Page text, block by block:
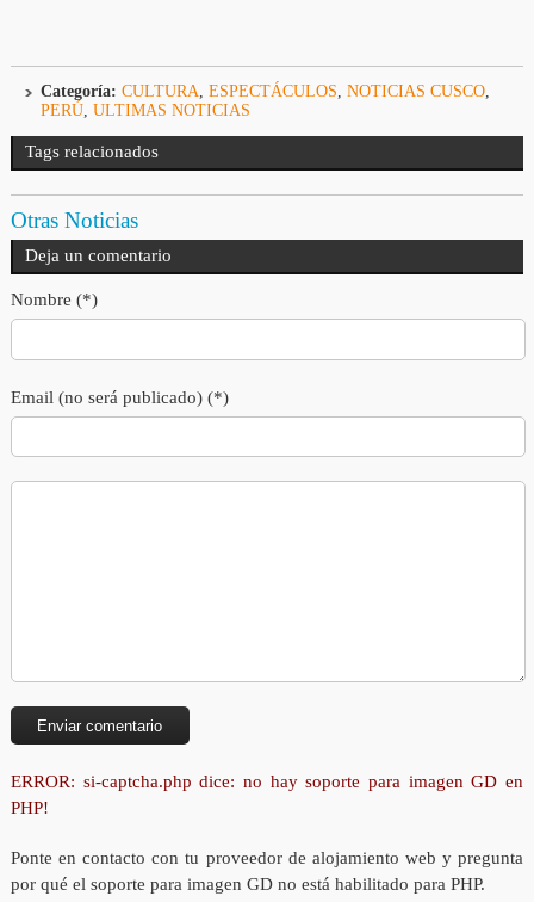
Categoría: CULTURA, ESPECTÁCULOS, NOTICIAS CUSCO,
PERÚ, ULTIMAS NOTICIAS
Tags relacionados
Otras Noticias
Deja un comentario
Nombre (*)
Email (no será publicado) (*)
ERROR: si-captcha.php dice: no hay soporte para imagen GD en
PHP!
Ponte en contacto con tu proveedor de alojamiento web y pregunta
por qué el soporte para imagen GD no está habilitado para PHP.